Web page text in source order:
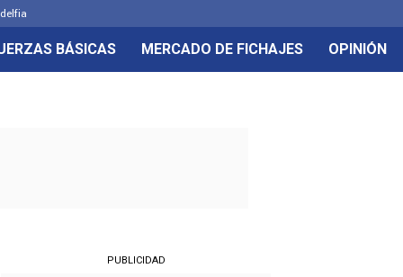
BÁSICAS MERCADO DE FICHAJES OPINIÓN
PUBLICIDAD